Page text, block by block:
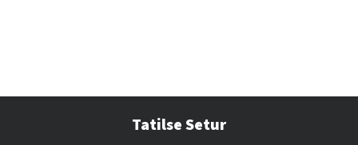
Tatilse Setur